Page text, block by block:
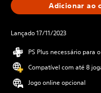
Adicionar ao
Lançado 17/11/2023
PS Plus necessário para
Compatível com até 8
Jogo online opcional